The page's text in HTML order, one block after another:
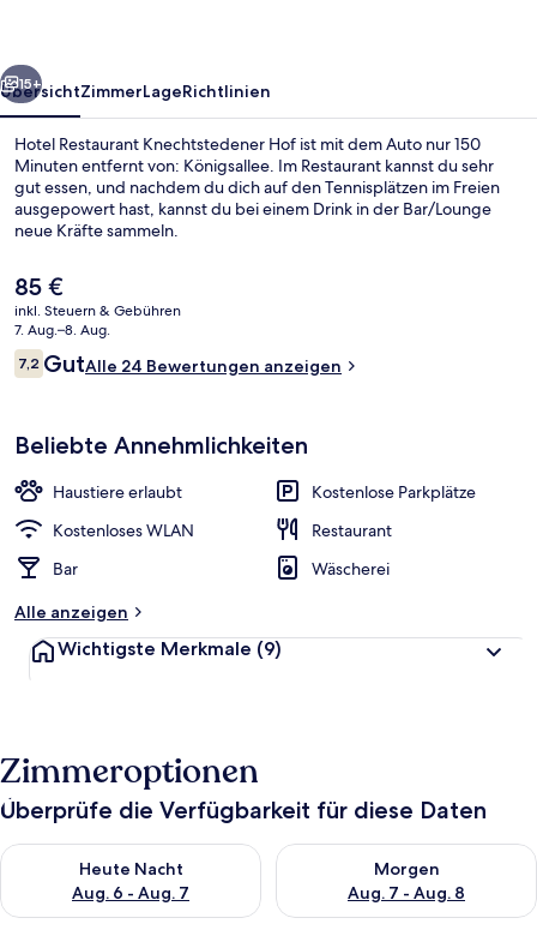
Weiter
15+
ÜbersichtZimmerLageRichtlinien
Hotel Restaurant Knechtstedener Hof ist mit dem Auto nur 150
Minuten entfernt von: Königsallee. Im Restaurant kannst du sehr
gut essen, und nachdem du dich auf den Tennisplätzen im Freien
ausgepowert hast, kannst du bei einem Drink in der Bar/Lounge
neue Kräfte sammeln.
Der
aktuelle
Preis
beträgt
85 €.
85 €
inkl. Steuern & Gebühren
7. Aug.–8. Aug.
Bewertungen
7,27,2 von 10.
GutAlle 24 Bewertungen anzeigen
Beliebte Annehmlichkeiten
Haustiere erlaubt
Kostenlose Parkplätze
Kostenloses WLAN
Restaurant
Bar
Wäscherei
Alle anzeigen
Wichtigste Merkmale (9)
Zimmeroptionen
Überprüfe die Verfügbarkeit für diese Daten
Heute Nacht
Aug. 6 - Aug. 7
Überprüfe die Verfügbarkeit für heute Nacht, Aug. 6 - Aug. 7.
Morgen
Aug. 7 - Aug. 8
Überprüfe die Verfügbarkeit